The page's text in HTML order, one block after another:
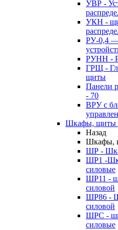
УВР -
УКН -
РУ-0,4 —
РУНН -
ГРЩ -
щиты
Панели
- 70
ВРУ с
Шкафы, щиты
Назад
Шкафы,
ШР -
ШР1 -
силовые
ШР11 -
силовой
ШР86 -
силовой
ШРС -
силовые